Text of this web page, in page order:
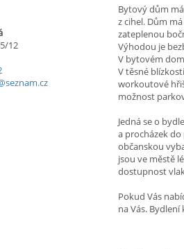
12
Bytový dům
z cihel. Dům
zateplenou
Výhodou je
V bytovém
V těsné
workoutové
možnost
Jedná se o
a procházek
občanskou
jsou ve městě
dostupnost
Pokud Vás
na Vás.